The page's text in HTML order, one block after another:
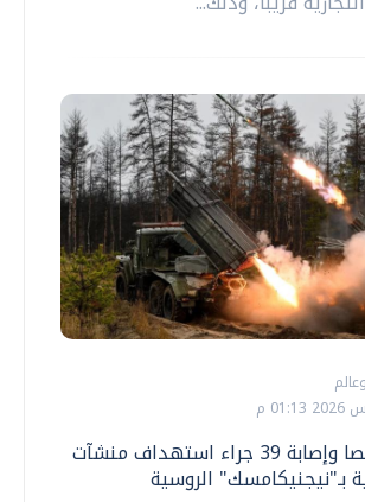
مقتل 12 شخصا وإصابة 39 جراء استهداف منشآت
بـ"نيجنيكامسك" الروسية